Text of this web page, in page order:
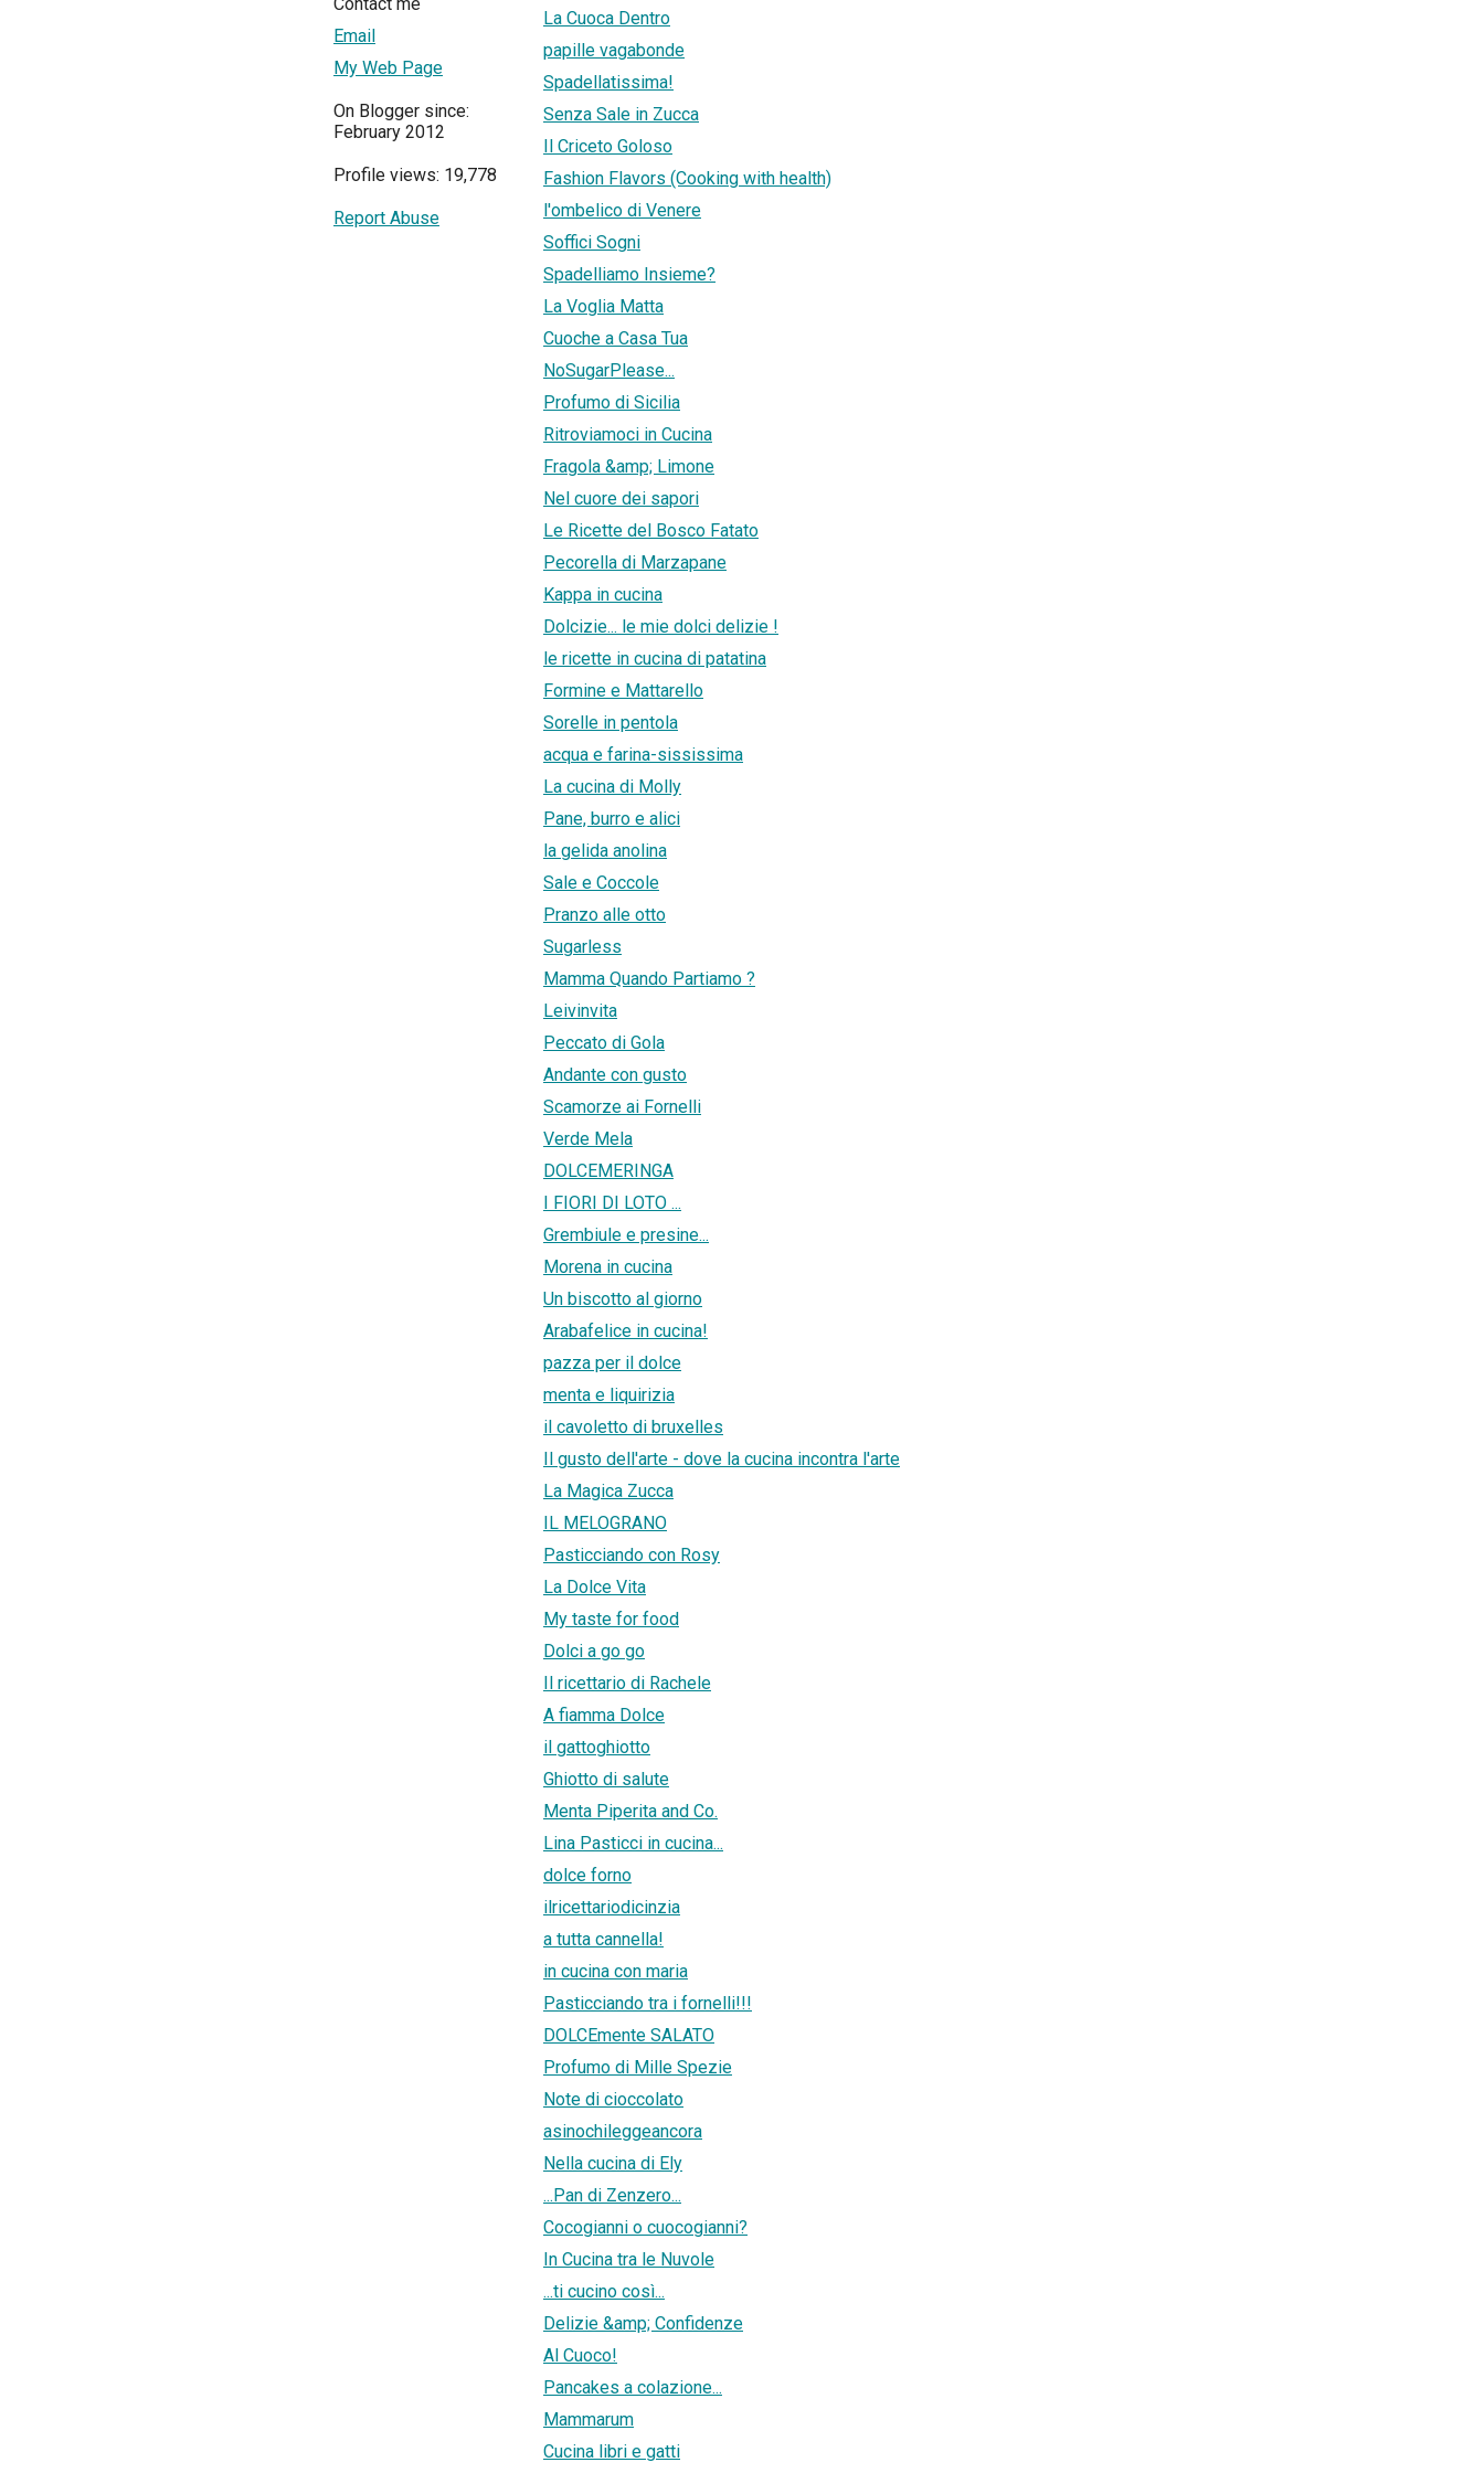
Contact me
Email
My Web Page
On Blogger since:
February 2012
Profile views: 19,778
Report Abuse
La Cuoca Dentro
papille vagabonde
Spadellatissima!
Senza Sale in Zucca
Il Criceto Goloso
Fashion Flavors (Cooking with health)
l'ombelico di Venere
Soffici Sogni
Spadelliamo Insieme?
La Voglia Matta
Cuoche a Casa Tua
NoSugarPlease...
Profumo di Sicilia
Ritroviamoci in Cucina
Fragola &amp; Limone
Nel cuore dei sapori
Le Ricette del Bosco Fatato
Pecorella di Marzapane
Kappa in cucina
Dolcizie... le mie dolci delizie !
le ricette in cucina di patatina
Formine e Mattarello
Sorelle in pentola
acqua e farina-sississima
La cucina di Molly
Pane, burro e alici
la gelida anolina
Sale e Coccole
Pranzo alle otto
Sugarless
Mamma Quando Partiamo ?
Leivinvita
Peccato di Gola
Andante con gusto
Scamorze ai Fornelli
Verde Mela
DOLCEMERINGA
I FIORI DI LOTO ...
Grembiule e presine...
Morena in cucina
Un biscotto al giorno
Arabafelice in cucina!
pazza per il dolce
menta e liquirizia
il cavoletto di bruxelles
Il gusto dell'arte - dove la cucina incontra l'arte
La Magica Zucca
IL MELOGRANO
Pasticciando con Rosy
La Dolce Vita
My taste for food
Dolci a go go
Il ricettario di Rachele
A fiamma Dolce
il gattoghiotto
Ghiotto di salute
Menta Piperita and Co.
Lina Pasticci in cucina...
dolce forno
ilricettariodicinzia
a tutta cannella!
in cucina con maria
Pasticciando tra i fornelli!!!
DOLCEmente SALATO
Profumo di Mille Spezie
Note di cioccolato
asinochileggeancora
Nella cucina di Ely
...Pan di Zenzero...
Cocogianni o cuocogianni?
In Cucina tra le Nuvole
...ti cucino così...
Delizie &amp; Confidenze
Al Cuoco!
Pancakes a colazione...
Mammarum
Cucina libri e gatti